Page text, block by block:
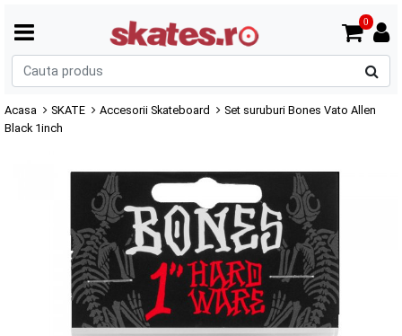
0
Acasa SKATE Accesorii Skateboard
Set suruburi Bones Vato Allen
Black 1inch